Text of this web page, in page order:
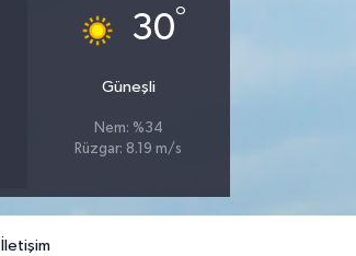
30°
Güneşli
Nem: %34
Rüzgar: 8.19 m/s
İletişim